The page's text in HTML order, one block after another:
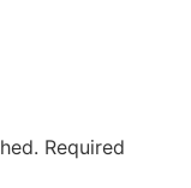
Required